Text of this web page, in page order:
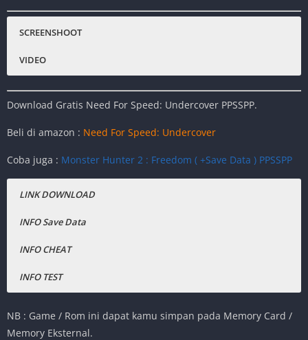
Emulator :
Publisher:EA
Release Date:2009
Offline
SCREENSHOOT
VIDEO
Download Gratis Need For Speed: Undercover PPSSPP.
Beli di amazon : Need For Speed: Undercover
Coba juga : Monster Hunter 2 : Freedom ( +Save Data ) PPSSPP
LINK DOWNLOAD
INFO Save Data
INFO CHEAT
INFO TEST
Download Need For Speed: Undercover
PPSSPP
CARA PASANG SAVE DATA DI SEMUA GAME PPSSPP
CARA CHEAT SEMUA GAME PPSSPP : KLIK DISINI
NB : Game / Rom ini dapat kamu simpan pada Memory Card /
Memory Eksternal.